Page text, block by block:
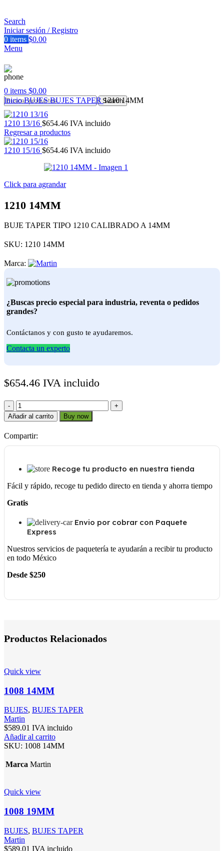
Search
Iniciar sesión / Registro
0 items $0.00
Menu
0 items $0.00
Search
InicioBUJESBUJES TAPER1210 14MM
1210 13/16 $654.46 IVA incluido
Regresar a productos
1210 15/16 $654.46 IVA incluido
Click para agrandar
1210 14MM
BUJE TAPER TIPO 1210 CALIBRADO A 14MM
SKU: 1210 14MM
Marca:
¿Buscas precio especial para industria, reventa o pedidos
grandes?
Contáctanos y con gusto te ayudaremos.
Contacta un experto
$654.46 IVA incluido
1210
14MM
cantidad
Añadir al carrito Buy now
Compartir:
Recoge tu producto en nuestra tienda
Fácil y rápido, recoge tu pedido directo en tienda y ahorra tiempo
Gratis
Envio por cobrar con Paquete
Express
Nuestros servicios de paquetería te ayudarán a recibir tu producto
en todo México
Desde $250
Productos Relacionados
Quick view
1008 14MM
BUJES, BUJES TAPER
Martin
$589.01 IVA incluido
Añadir al carrito
SKU: 1008 14MM
Marca Martin
Quick view
1008 19MM
BUJES, BUJES TAPER
Martin
$589.01 IVA incluido